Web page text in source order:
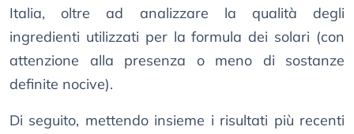
Italia, oltre ad analizzare la qualità degli
ingredienti utilizzati per la formula dei solari (con
attenzione alla presenza o meno di sostanze
definite nocive).
Di seguito, mettendo insieme i risultati più recenti